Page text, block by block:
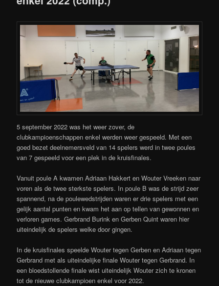
5 september 2022 was het weer zover, de
clubkampioenschappen enkel werden weer gespeeld. Met een
goed bezet deelnemersveld van 14 spelers werd in twee poules
van 7 gespeeld voor een plek in de kruisfinales.
Vanuit poule A kwamen Adriaan Hakkert en Wouter Vreeken naar
voren als de twee sterkste spelers. In poule B was de strijd zeer
spannend, na de poulewedstrijden waren er drie spelers met een
gelijk aantal punten en kwam het aan op tellen van gewonnen en
verloren games. Gerbrand Burink en Gerben Quint waren hier
uiteindelijk de spelers welke door gingen.
In de kruisfinales speelde Wouter tegen Gerben en Adriaan tegen
Gerbrand met als uiteindelijke finale Wouter tegen Gerbrand. In
een bloedstollende finale wist uiteindelijk Wouter zich te kronen
tot de nieuwe clubkampioen enkel voor 2022.